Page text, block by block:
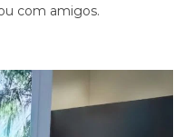
com amigos.